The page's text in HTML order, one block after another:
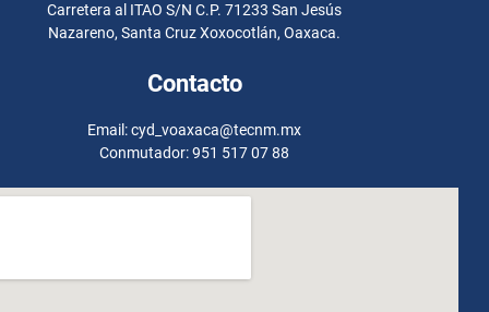
Carretera al ITAO S/N C.P. 71233 San Jesús
Nazareno, Santa Cruz Xoxocotlán, Oaxaca.
Contacto
Email: cyd_voaxaca@tecnm.mx
Conmutador: 951 517 07 88